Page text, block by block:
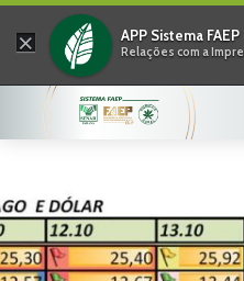
× APP Sistema FAEP
Relações com a